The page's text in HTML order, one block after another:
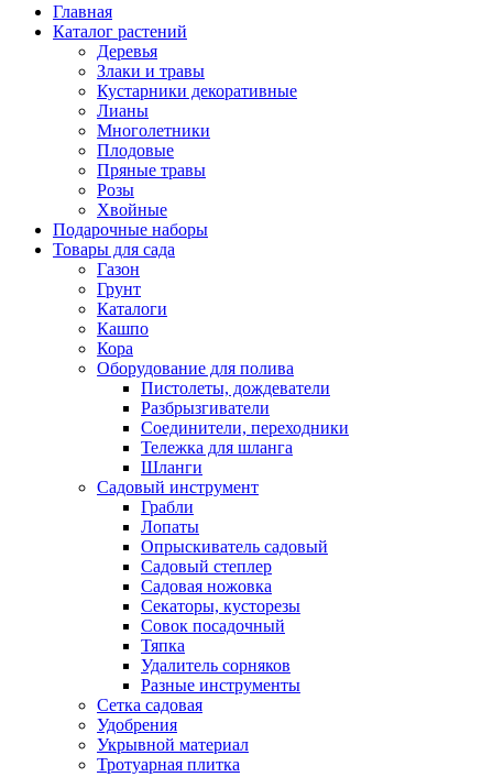
Главная
Каталог растений
Деревья
Злаки и травы
Кустарники декоративные
Лианы
Многолетники
Плодовые
Пряные травы
Розы
Хвойные
Подарочные наборы
Товары для сада
Газон
Грунт
Каталоги
Кашпо
Кора
Оборудование для полива
Пистолеты, дождеватели
Разбрызгиватели
Соединители, переходники
Тележка для шланга
Шланги
Садовый инструмент
Грабли
Лопаты
Опрыскиватель садовый
Садовый степлер
Садовая ножовка
Секаторы, кусторезы
Совок посадочный
Тяпка
Удалитель сорняков
Разные инструменты
Сетка садовая
Удобрения
Укрывной материал
Тротуарная плитка